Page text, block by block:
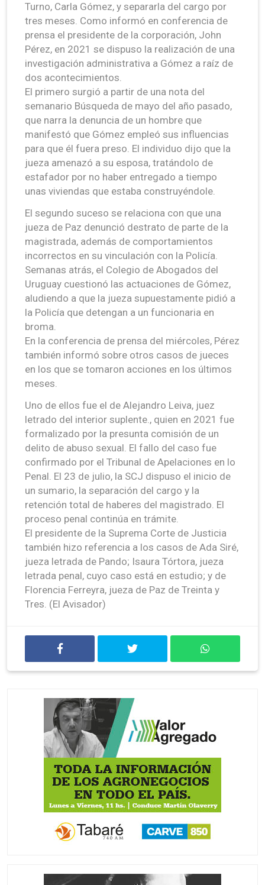
Turno, Carla Gómez, y separarla del cargo por
tres meses. Como informó en conferencia de
prensa el presidente de la corporación, John
Pérez, en 2021 se dispuso la realización de una
investigación administrativa a Gómez a raíz de
dos acontecimientos.
El primero surgió a partir de una nota del
semanario Búsqueda de mayo del año pasado,
que narra la denuncia de un hombre que
manifestó que Gómez empleó sus influencias
para que él fuera preso. El individuo dijo que la
jueza amenazó a su esposa, tratándolo de
estafador por no haber entregado a tiempo
unas viviendas que estaba construyéndole.
El segundo suceso se relaciona con que una
jueza de Paz denunció destrato de parte de la
magistrada, además de comportamientos
incorrectos en su vinculación con la Policía.
Semanas atrás, el Colegio de Abogados del
Uruguay cuestionó las actuaciones de Gómez,
aludiendo a que la jueza supuestamente pidió a
la Policía que detengan a un funcionaria en
broma.
En la conferencia de prensa del miércoles, Pérez
también informó sobre otros casos de jueces
en los que se tomaron acciones en los últimos
meses.
Uno de ellos fue el de Alejandro Leiva, juez
letrado del interior suplente., quien en 2021 fue
formalizado por la presunta comisión de un
delito de abuso sexual. El fallo del caso fue
confirmado por el Tribunal de Apelaciones en lo
Penal. El 23 de julio, la SCJ dispuso el inicio de
un sumario, la separación del cargo y la
retención total de haberes del magistrado. El
proceso penal continúa en trámite.
El presidente de la Suprema Corte de Justicia
también hizo referencia a los casos de Ada Siré,
jueza letrada de Pando; Isaura Tórtora, jueza
letrada penal, cuyo caso está en estudio; y de
Florencia Ferreyra, jueza de Paz de Treinta y
Tres. (El Avisador)